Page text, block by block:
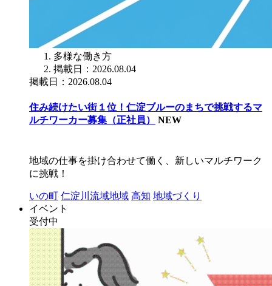
多様な働き方
掲載日：2026.08.04
掲載日：2026.08.04
住み続けたい街１位！仁淀ブルーのまちで挑戦するマ
ルチワーカー募集（正社員）
NEW
地域の仕事を掛け合わせて働く、新しいマルチワーク
に挑戦！
いの町 仁淀川流域地域 高知 地域づくり
イベント
受付中